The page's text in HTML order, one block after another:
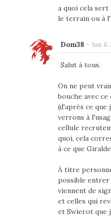
a quoi cela sert
le terrain ou à
Dom38 - lun 6
Salut à tous.
On ne peut
bouche avec
(d'après ce que
verrons à
cellule
quoi, cela
à ce que
À titre
possible entrer
viennent de
et celles qui
et Swierot que